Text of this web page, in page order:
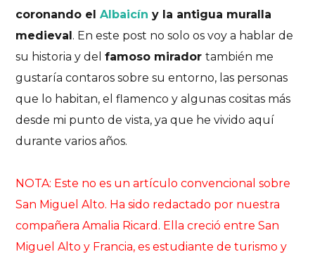
coronando elAlbaicín y la antigua muralla
medieval. En este post no solo os voy a hablar de
su historia y delfamoso miradortambién me
gustaría contaros sobre su entorno, las personas
que lo habitan, el flamenco y algunas cositas más
desde mi punto de vista, ya que he vivido aquí
durante varios años.
NOTA: Este no es un artículo convencional sobre
San Miguel Alto. Ha sido redactado por nuestra
compañera Amalia Ricard. Ella creció entre San
Miguel Alto y Francia, es estudiante de turismo y